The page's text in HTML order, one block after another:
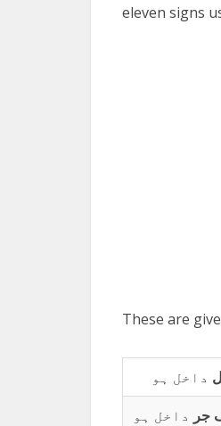
eleven signs
These are
داخل ہو
جر داخل ہو